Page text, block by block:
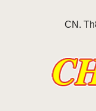
CN.